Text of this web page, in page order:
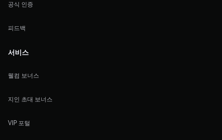
공식 인증
피드백
서비스
웰컴 보너스
지인 초대 보너스
VIP 포털